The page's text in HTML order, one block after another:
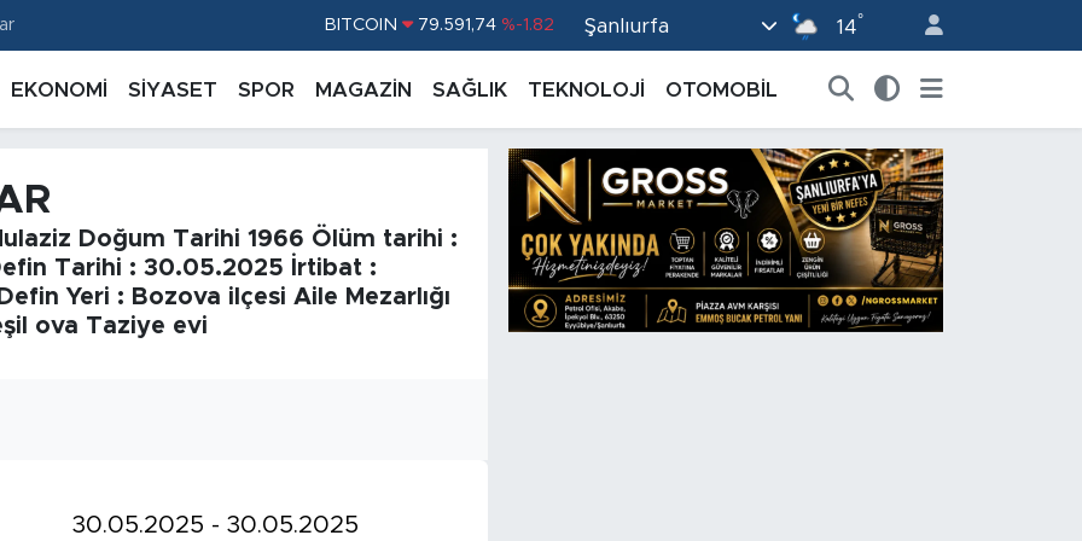
BITCOIN 79.591,74 %-1.82
%0.18
%0.19
BİST100 14.598,00 %0
Şanlıurfa 14°
EKONOMİ SİYASET SPOR MAGAZİN SAĞLIK TEKNOLOJİ OTOMOBİL
Doğum Tarihi 1966 Ölüm tarihi :
Tarihi : 30.05.2025 İrtibat :
Yeri : Bozova ilçesi Aile Mezarlığı
ova Taziye evi
30.05.2025 - 30.05.2025